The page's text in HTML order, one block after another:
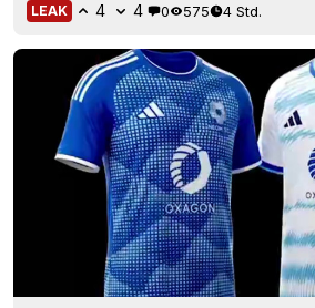
LEAK 4 4 0 575 4 Std.